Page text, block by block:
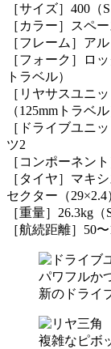
［サイズ］400（
［カラー］スペ
［フレーム］ア
［フォーク］ロ
トラベル）
［リヤサスユニ
（125mmトラベル
［ドライブユニ
ツ2
［コンポーネン
［タイヤ］マキ
セクター（29×2.4
［重量］26.3kg（S
［航続距離］50
パワフルか
新のドライ
複雑なピボ